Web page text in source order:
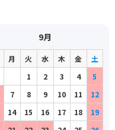
9月
月 火 水 木 金
土
1
2 3 4
5
7 8 9 10 11
12
14 15 16 17 18
19